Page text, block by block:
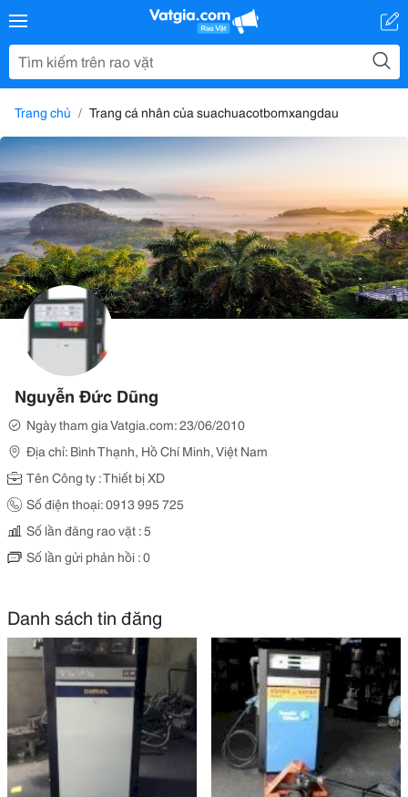
Trang chủ Trang cá nhân của suachuacotbomxangdau
Nguyễn Đức Dũng
Ngày tham gia Vatgia.com: 23/06/2010
Địa chỉ: Bình Thạnh, Hồ Chí Minh, Việt Nam
Tên Công ty : Thiết bị XD
Số điện thoại: 0913 995 725
Số lần đăng rao vặt : 5
Số lần gửi phản hồi : 0
Danh sách tin đăng